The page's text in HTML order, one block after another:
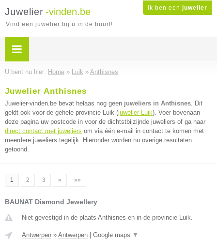
Ik ben een juwelier
Juwelier -vinden.be
Vind een juwelier bij u in de buurt!
U bent nu hier: Home » Luik » Anthisnes
Juwelier Anthisnes
Juwelier-vinden.be bevat helaas nog geen juweliers in Anthisnes. Dit
geldt ook voor de gehele provincie Luik (juwelier Luik). Voer bovenaan
deze pagina uw postcode in voor de dichtstbijzijnde juweliers of ga naar
direct contact met juweliers om via één e-mail in contact te komen met
meerdere juweliers tegelijk. Hieronder worden nu overige resultaten
getoond.
1 2 3 » »»
BAUNAT Diamond Jewellery
Niet gevestigd in de plaats Anthisnes en in de provincie Luik.
Antwerpen » Antwerpen Google maps ▼